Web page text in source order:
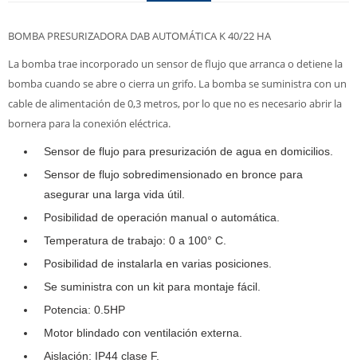
BOMBA PRESURIZADORA DAB AUTOMÁTICA K 40/22 HA
La bomba trae incorporado un sensor de flujo que arranca o detiene la
bomba cuando se abre o cierra un grifo. La bomba se suministra con un
cable de alimentación de 0,3 metros, por lo que no es necesario abrir la
bornera para la conexión eléctrica.
Sensor de flujo para presurización de agua en domicilios.
Sensor de flujo sobredimensionado en bronce para
asegurar una larga vida útil.
Posibilidad de operación manual o automática.
Temperatura de trabajo: 0 a 100° C.
Posibilidad de instalarla en varias posiciones.
Se suministra con un kit para montaje fácil.
Potencia: 0.5HP
Motor blindado con ventilación externa.
Aislación: IP44 clase F.